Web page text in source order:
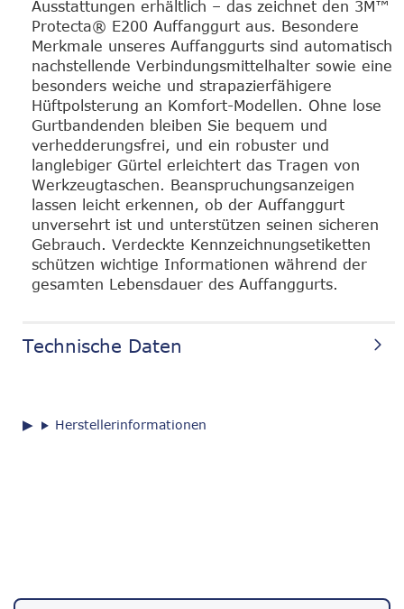
Ausstattungen erhältlich – das zeichnet den 3M™
Protecta® E200 Auffanggurt aus. Besondere
Merkmale unseres Auffanggurts sind automatisch
nachstellende Verbindungsmittelhalter sowie eine
besonders weiche und strapazierfähigere
Hüftpolsterung an Komfort-Modellen. Ohne lose
Gurtbandenden bleiben Sie bequem und
verhedderungsfrei, und ein robuster und
langlebiger Gürtel erleichtert das Tragen von
Werkzeugtaschen. Beanspruchungsanzeigen
lassen leicht erkennen, ob der Auffanggurt
unversehrt ist und unterstützen seinen sicheren
Gebrauch. Verdeckte Kennzeichnungsetiketten
schützen wichtige Informationen während der
gesamten Lebensdauer des Auffanggurts.
Technische Daten
Herstellerinformationen